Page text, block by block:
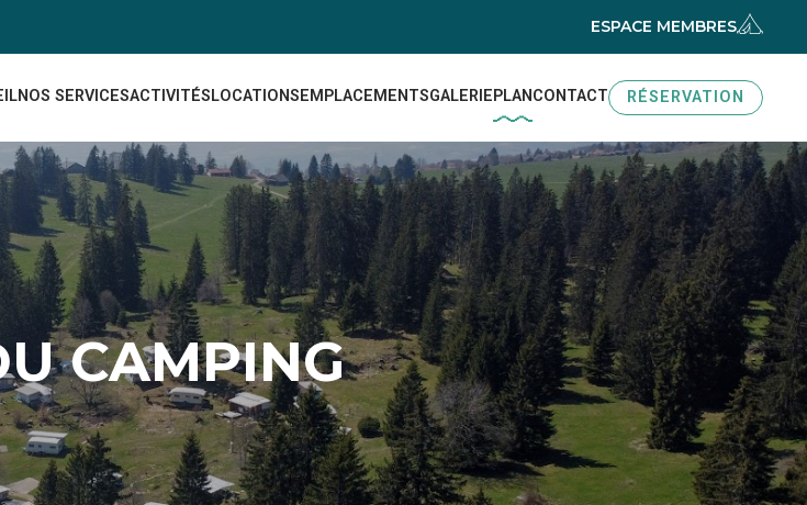
ESPACE MEMBRES
NOS SERVICESACTIVITÉSLOCATIONSEMPLACEMENTSGALERIEPLANCONTACT RÉSERVATION
CAMPING